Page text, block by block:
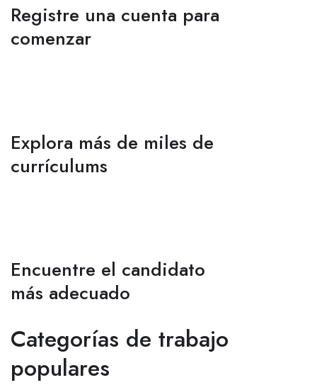
Registre una cuenta para
comenzar
Explora más de miles de
currículums
Encuentre el candidato
más adecuado
Categorías de trabajo
populares